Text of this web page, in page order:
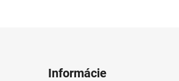
Informácie